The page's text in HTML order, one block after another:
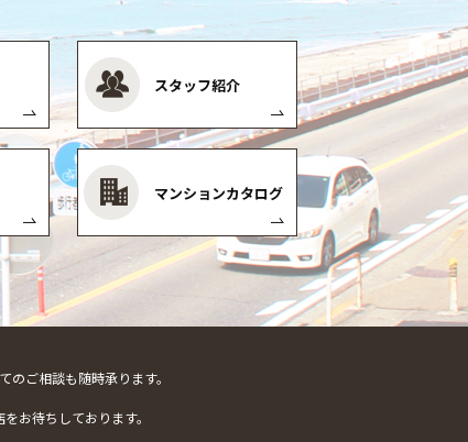
スタッフ紹介
マンションカタログ
ご相談も随時承ります。
お待ちしております。